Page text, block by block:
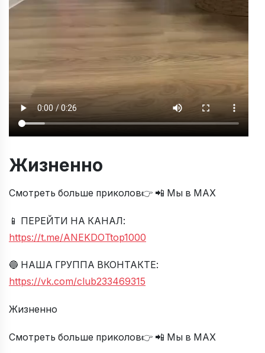
Жизненно
Смотреть больше приколов👉 📲 Мы в МАХ
📱 ПЕРЕЙТИ НА КАНАЛ:
https://t.me/ANEKDOTtop1000
🔵 НАША ГРУППА ВКОНТАКТЕ:
https://vk.com/club233469315
Жизненно
Смотреть больше приколов👉 📲 Мы в МАХ